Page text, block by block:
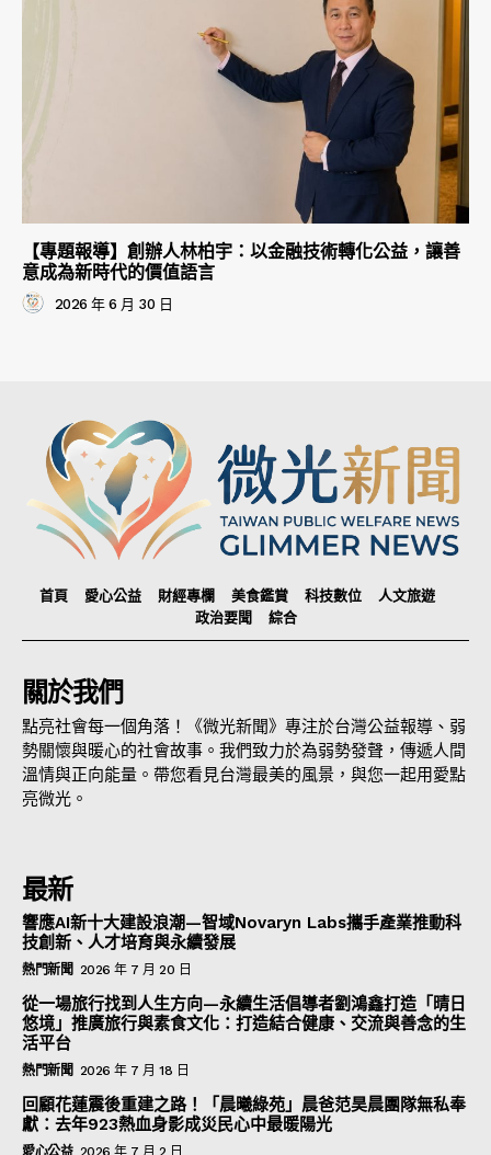
【專題報導】創辦人林柏宇：以金融技術轉化公益，讓善
意成為新時代的價值語言
2026 年 6 月 30 日
首頁 愛心公益 財經專欄 美食鑑賞 科技數位
人文旅遊
政治要聞
綜合
關於我們
點亮社會每一個角落！《微光新聞》專注於台灣公益報導、弱
勢關懷與暖心的社會故事。我們致力於為弱勢發聲，傳遞人間
溫情與正向能量。帶您看見台灣最美的風景，與您一起用愛點
亮微光。
最新
響應AI新十大建設浪潮—智域Novaryn Labs攜手產業推動科
技創新、人才培育與永續發展
熱門新聞 2026 年 7 月 20 日
從一場旅行找到人生方向—永續生活倡導者劉鴻鑫打造「晴日
悠境」推廣旅行與素食文化：打造結合健康、交流與善念的生
活平台
熱門新聞 2026 年 7 月 18 日
回顧花蓮震後重建之路！「晨曦綠苑」晨爸范昊晨團隊無私奉
獻：去年923熱血身影成災民心中最暖陽光